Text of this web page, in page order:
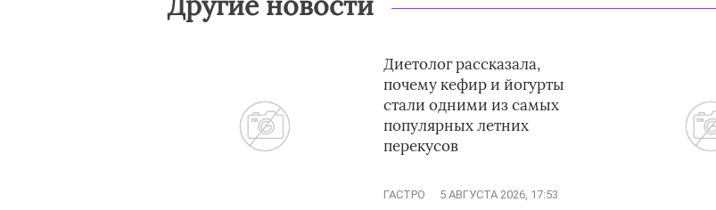
Диетолог рассказала,
почему кефир и йогурты
стали одними из самых
популярных летних
перекусов
ГАСТРО 5 АВГУСТА 2026, 17:53